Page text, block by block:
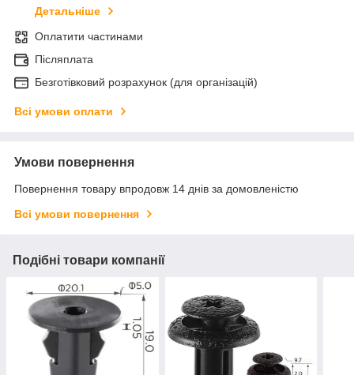
Детальніше
Оплатити частинами
Післяплата
Безготівковий розрахунок (для організацій)
Всі умови оплати
Умови повернення
Повернення товару впродовж 14 днів за домовленістю
Всі умови повернення
Подібні товари компанії